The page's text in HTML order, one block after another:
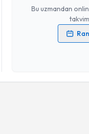
Bu uzmandan
Kişisel verilerimin